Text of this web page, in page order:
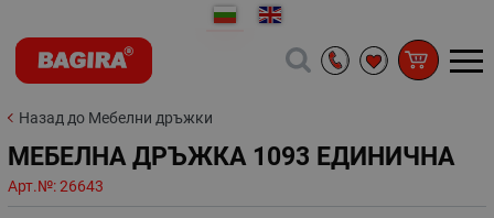
Назад до Мебелни дръжки
МЕБЕЛНА ДРЪЖКА 1093 ЕДИНИЧНА
Арт.№:26643